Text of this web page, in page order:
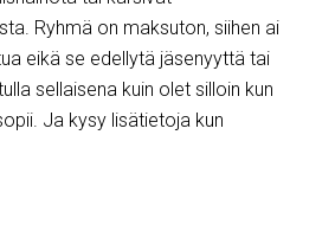
Ryhmä on maksuton, siihen ai
eikä se edellytä jäsenyyttä tai
sellaisena kuin olet silloin kun
Ja kysy lisätietoja kun